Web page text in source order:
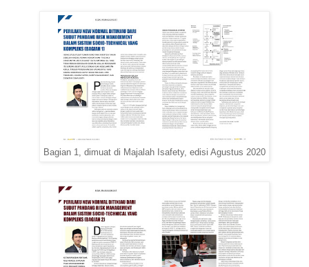
Bagian 1, dimuat di Majalah Isafety, edisi Agustus 2020